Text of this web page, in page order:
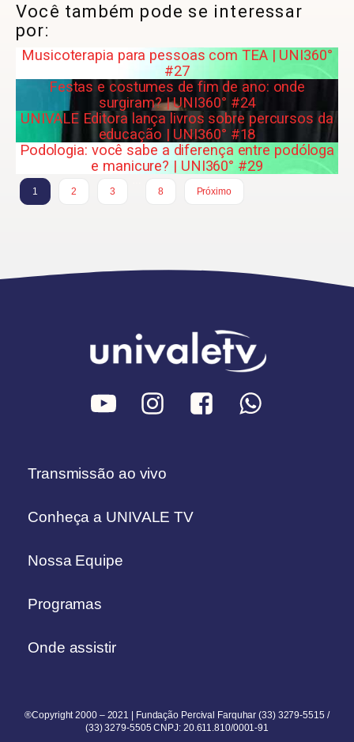
Você também pode se interessar
por:
Musicoterapia para pessoas com TEA | UNI360°
#27
Festas e costumes de fim de ano: onde
surgiram? | UNI360° #24
UNIVALE Editora lança livros sobre percursos da
educação | UNI360° #18
Podologia: você sabe a diferença entre podóloga
e manicure? | UNI360° #29
1 2 3
8
Próximo
Transmissão ao vivo
Conheça a UNIVALE TV
Nossa Equipe
Programas
Onde assistir
®Copyright 2000 – 2021 | Fundação Percival Farquhar (33) 3279-5515 /
(33) 3279-5505 CNPJ: 20.611.810/0001-91